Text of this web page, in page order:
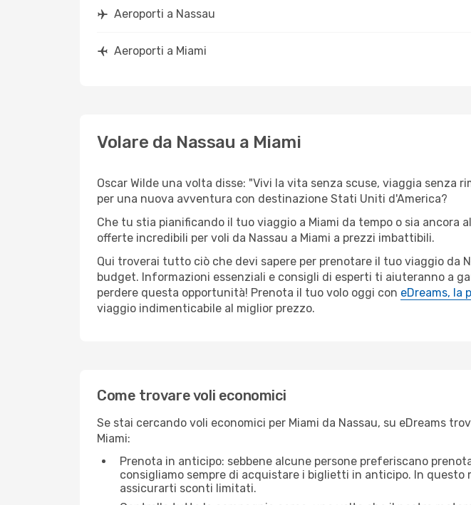
Aeroporti a Nassau
Aeroporti a Miami
Volare da Nassau a Miami
Oscar Wilde una volta disse: "Vivi la vita senza scuse, viaggia senza
per una nuova avventura con destinazione Stati Uniti d'America?
Che tu stia pianificando il tuo viaggio a Miami da tempo o sia ancora
offerte incredibili per voli da Nassau a Miami a prezzi imbattibili.
Qui troverai tutto ciò che devi sapere per prenotare il tuo viaggio da
budget. Informazioni essenziali e consigli di esperti ti aiuteranno a
perdere questa opportunità! Prenota il tuo volo oggi con eDreams, la
viaggio indimenticabile al miglior prezzo.
Come trovare voli economici
Se stai cercando voli economici per Miami da Nassau, su eDreams
Miami:
Prenota in anticipo: sebbene alcune persone preferiscano
consigliamo sempre di acquistare i biglietti in anticipo. In
assicurarti sconti limitati.